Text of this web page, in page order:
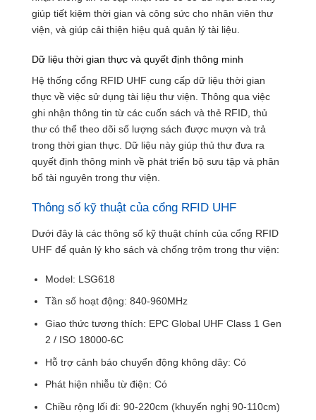
giúp tiết kiệm thời gian và công sức cho nhân viên thư
viện, và giúp cải thiện hiệu quả quản lý tài liệu.
Dữ liệu thời gian thực và quyết định thông minh
Hệ thống cổng RFID UHF cung cấp dữ liệu thời gian
thực về việc sử dụng tài liệu thư viện. Thông qua việc
ghi nhận thông tin từ các cuốn sách và thẻ RFID, thủ
thư có thể theo dõi số lượng sách được mượn và trả
trong thời gian thực. Dữ liệu này giúp thủ thư đưa ra
quyết định thông minh về phát triển bộ sưu tập và phân
bổ tài nguyên trong thư viện.
Thông số kỹ thuật của cổng RFID UHF
Dưới đây là các thông số kỹ thuật chính của cổng RFID
UHF để quản lý kho sách và chống trộm trong thư viện:
Model: LSG618
Tần số hoạt động: 840-960MHz
Giao thức tương thích: EPC Global UHF Class 1 Gen
2 / ISO 18000-6C
Hỗ trợ cảnh báo chuyển động không dây: Có
Phát hiện nhiễu từ điện: Có
Chiều rộng lối đi: 90-220cm (khuyến nghị 90-110cm)